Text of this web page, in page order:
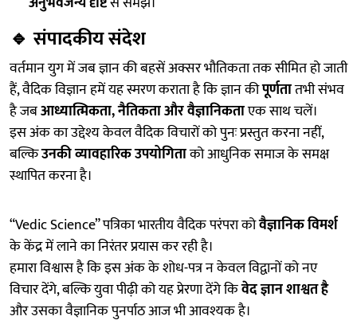
🔹संपादकीय संदेश
वर्तमान युग में जब ज्ञान की बहसें अक्सर भौतिकता तक सीमित हो जाती
हैं, वैदिक विज्ञान हमें यह स्मरण कराता है कि ज्ञान कीपूर्णतातभी संभव
है जबआध्यात्मिकता, नैतिकता और वैज्ञानिकताएक साथ चलें।
इस अंक का उद्देश्य केवल वैदिक विचारों को पुनः प्रस्तुत करना नहीं,
बल्किउनकी व्यावहारिक उपयोगिताको आधुनिक समाज के समक्ष
स्थापित करना है।
“Vedic Science” पत्रिका भारतीय वैदिक परंपरा कोवैज्ञानिक विमर्श
के केंद्र में लाने का निरंतर प्रयास कर रही है।
हमारा विश्वास है कि इस अंक के शोध-पत्र न केवल विद्वानों को नए
विचार देंगे, बल्कि युवा पीढ़ी को यह प्रेरणा देंगे किवेद ज्ञान शाश्वत है
और उसका वैज्ञानिक पुनर्पाठ आज भी आवश्यक है।